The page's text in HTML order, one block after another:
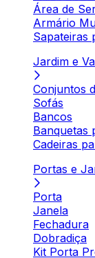
Área de
Armário
Sapateiras
Jardim e
Conjuntos
Sofás
Bancos
Banquetas
Cadeiras
Portas e
Porta
Janela
Fechadura
Dobradiça
Kit Porta